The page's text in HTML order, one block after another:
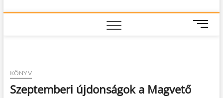
M
e
KÖNYV
Szeptemberi újdonságok a Magvető